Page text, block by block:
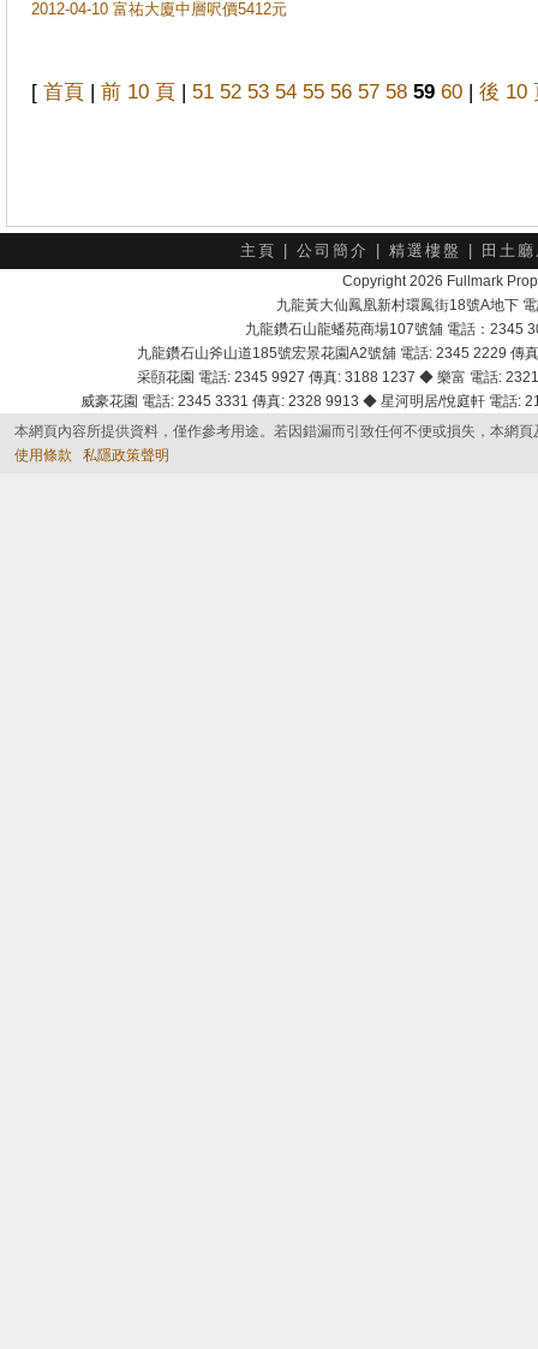
2012-04-10 富祐大廈中層呎價5412元
[ 首頁 | 前 10 頁 | 51 52 53 54 55 56 57 58 59 60 | 後 10
主頁 公司簡介 精選樓盤 田土
Copyright 2026 Fullmark
九龍黃大仙鳳凰新村環鳳街18號A地下
九龍鑽石山龍蟠苑商場107號舖 電話：2345
九龍鑽石山斧山道185號宏景花園A2號舖 電話: 2345 2229
采頣花園 電話: 2345 9927 傳真: 3188 1237 ◆ 樂富 電話:
威豪花園 電話: 2345 3331 傳真: 2328 9913 ◆ 星河明居/悅庭軒 電話
本網頁內容所提供資料，僅作參考用途。若因錯漏而引致任何不便或損失，本網
使用條款
私隱政策聲明